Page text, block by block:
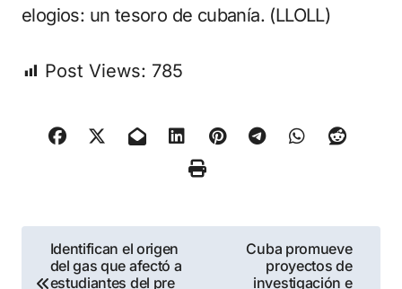
elogios: un tesoro de cubanía. (LLOLL)
Post Views: 785
Navegación
Identifican el origen
del gas que afectó a
estudiantes del pre
Cuba promueve
proyectos de
investigación e